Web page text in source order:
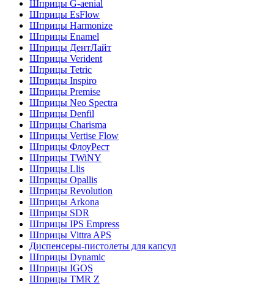
Шприцы G-aenial
Шприцы EsFlow
Шприцы Harmonize
Шприцы Enamel
Шприцы ДентЛайт
Шприцы Verident
Шприцы Tetric
Шприцы Inspiro
Шприцы Premise
Шприцы Neo Spectra
Шприцы Denfil
Шприцы Charisma
Шприцы Vertise Flow
Шприцы ФлоуРест
Шприцы TWiNY
Шприцы Llis
Шприцы Opallis
Шприцы Revolution
Шприцы Arkona
Шприцы SDR
Шприцы IPS Empress
Шприцы Vittra APS
Диспенсеры-пистолеты для капсул
Шприцы Dynamic
Шприцы IGOS
Шприцы TMR Z